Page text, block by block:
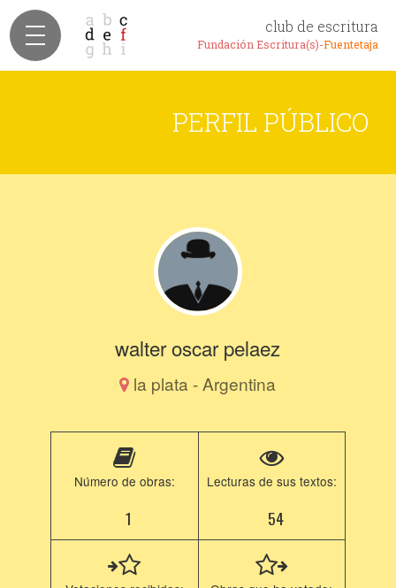
club de escritura
Fundación Escritura(s)-Fuentetaja
PERFIL PÚBLICO
walter oscar pelaez
la plata - Argentina
Número de obras:
1
Lecturas de sus textos:
54